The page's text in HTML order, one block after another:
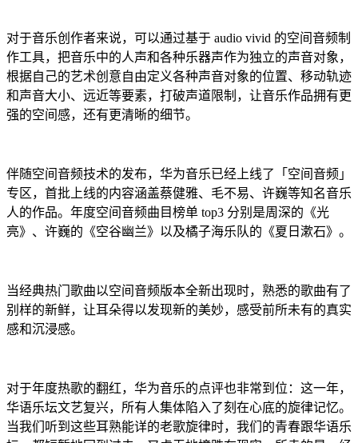
对于音乐创作者来说，可以通过基于 audio vivid 的空间音频制
作工具，把音乐中的人声和各种乐器声作为独立的声音对象，
根据自己的艺术创意自由定义各种声音对象的位置、移动轨迹
和声音大小、远近等要素，打破声道限制，让音乐作品拥有更
强的空间感，还有更清晰的细节。
伴随空间音频技术的发布，华为音乐已经上线了「空间音频」
专区，首批上线的内容涵盖蔡健雅、毛不易、许巍等知名音乐
人的作品。年度空间音频曲目榜单 top3 分别是周深的《光
亮》、许巍的《空谷幽兰》以及橘子海乐队的《夏日漱石》。
当经典热门歌曲以空间音频版本全新出现时，熟悉的歌曲有了
别样的新鲜，让耳朵得以发现新的美妙，感受前所未有的真实
感和沉浸感。
对于年度热歌的翻红，华为音乐的点评也非常到位：这一年，
华语乐坛文艺复兴，所有人集体陷入了刻在心底的旋律记忆。
当我们听到这些耳熟能详的老歌旋律时，我们的青春跟华语乐